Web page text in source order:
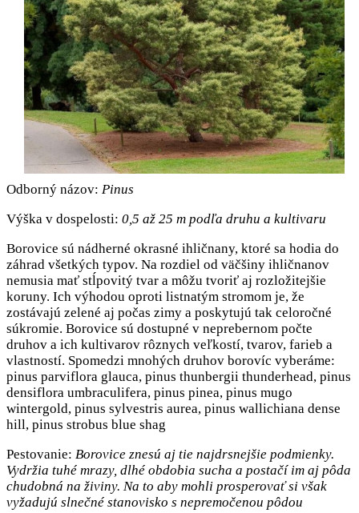
Odborný názov: Pinus
Výška v dospelosti: 0,5 až 25 m podľa druhu a kultivaru
Borovice sú nádherné okrasné ihličnany, ktoré sa hodia do
záhrad všetkých typov. Na rozdiel od väčšiny ihličnanov
nemusia mať stĺpovitý tvar a môžu tvoriť aj rozložitejšie
koruny. Ich výhodou oproti listnatým stromom je, že
zostávajú zelené aj počas zimy a poskytujú tak celoročné
súkromie. Borovice sú dostupné v neprebernom počte
druhov a ich kultivarov rôznych veľkostí, tvarov, farieb a
vlastností. Spomedzi mnohých druhov borovíc vyberáme:
pinus parviflora glauca, pinus thunbergii thunderhead, pinus
densiflora umbraculifera, pinus pinea, pinus mugo
wintergold, pinus sylvestris aurea, pinus wallichiana dense
hill, pinus strobus blue shag
Pestovanie: Borovice znesú aj tie najdrsnejšie podmienky.
Vydržia tuhé mrazy, dlhé obdobia sucha a postačí im aj pôda
chudobná na živiny. Na to aby mohli prosperovať si však
vyžadujú slnečné stanovisko s nepremočenou pôdou